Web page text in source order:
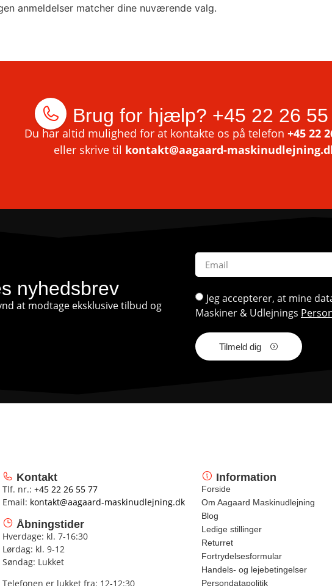
anmeldelser matcher dine nuværende valg.
Brug for hjælp? +45 22 26
Du har altid mulighed for at kontakte os på telefon +45 22
eller skrive til kontakt@aagaard-
nyhedsbrev
at modtage eksklusive tilbud og
Jeg accepterer, at mine
Maskiner & Udlejnings
Tilmeld dig
Kontakt
Tlf. nr.: +45 22 26 55 77
Email: kontakt@aagaard-maskinudlejning.dk
Åbningstider
Hverdage: kl. 7-16:30
Lørdag: kl. 9-12
Søndag: Lukket
Telefonen er lukket fra: 12-12:30
Information
Forside
Om Aagaard Maskinudlejning
Blog
Ledige stillinger
Returret
Fortrydelsesformular
Handels- og lejebetingelser
Persondatapolitik